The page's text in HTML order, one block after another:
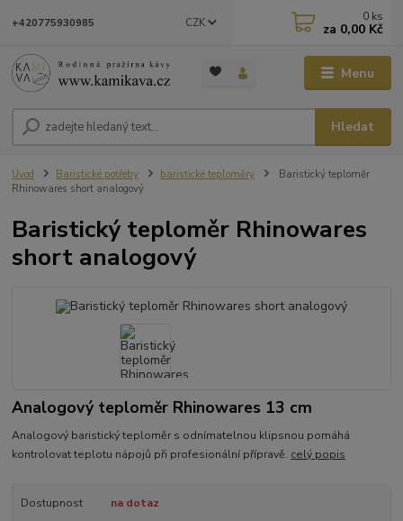
Menu
CZK
Hledat
+420775930985 0 ks
za 0,00 Kč
Úvod Baristické potřeby baristické teploměry
Baristický teploměr
Rhinowares short analogový
Baristický teploměr Rhinowares
short analogový
Analogový teploměr Rhinowares 13 cm
Analogový baristický teploměr s odnímatelnou klipsnou pomáhá
kontrolovat teplotu nápojů při profesionální přípravě. celý popis
Dostupnost na dotaz